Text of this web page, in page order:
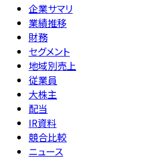
企業サマリ
業績推移
財務
セグメント
地域別売上
従業員
大株主
配当
IR資料
競合比較
ニュース